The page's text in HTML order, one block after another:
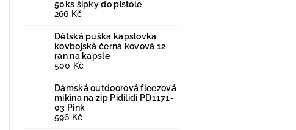
50ks šipky do pistole
266 Kč
Dětská puška kapslovka
kovbojská černá kovová 12
ran na kapsle
500 Kč
Dámská outdoorová fleezová
mikina na zip Pidilidi PD1171-
03 Pink
596 Kč